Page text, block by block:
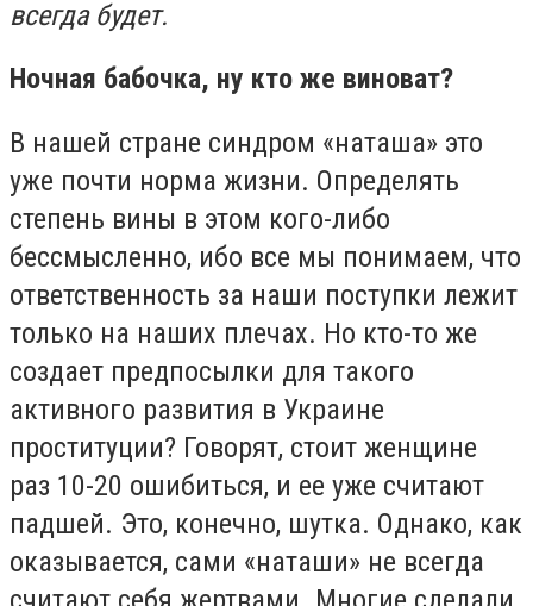
всегда будет.
Ночная бабочка, ну кто же виноват?
В нашей стране синдром «наташа» это
уже почти норма жизни. Определять
степень вины в этом кого-либо
бессмысленно, ибо все мы понимаем, что
ответственность за наши поступки лежит
только на наших плечах. Но кто-то же
создает предпосылки для такого
активного развития в Украине
проституции? Говорят, стоит женщине
раз 10-20 ошибиться, и ее уже считают
падшей. Это, конечно, шутка. Однако, как
оказывается, сами «наташи» не всегда